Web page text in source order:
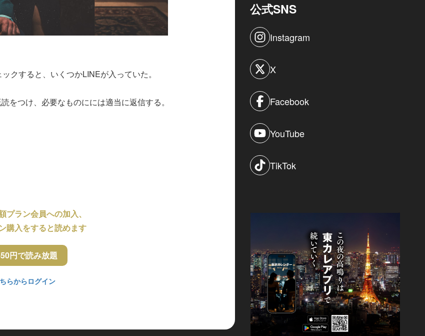
クすると、いくつかLINEが入っていた。
をつけ、必要なものにには適当に返信する。
プラン会員への加入、
購入をすると読めます
円で読み放題
らからログイン
公式SNS
Instagram
X
Facebook
YouTube
TikTok